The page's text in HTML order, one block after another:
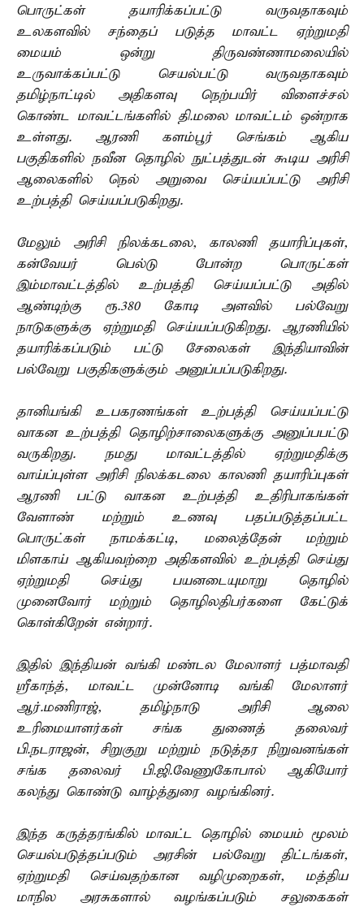
பொருட்கள் தயாரிக்கப்பட்டு வருவதாகவும்
உலகளவில் சந்தைப் படுத்த மாவட்ட ஏற்றுமதி
மையம் ஒன்று திருவண்ணாமலையில்
உருவாக்கப்பட்டு செயல்பட்டு வருவதாகவும்
தமிழ்நாட்டில் அதிகளவு நெற்பயிர் விளைச்சல்
கொண்ட மாவட்டங்களில் தி.மலை மாவட்டம் ஒன்றாக
உள்ளது. ஆரணி களம்பூர் செங்கம் ஆகிய
பகுதிகளில் நவீன தொழில் நுட்பத்துடன் கூடிய அரிசி
ஆலைகளில் நெல் அறுவை செய்யப்பட்டு அரிசி
உற்பத்தி செய்யப்படுகிறது.
மேலும் அரிசி நிலக்கடலை, காலணி தயாரிப்புகள்,
கன்வேயர் பெல்டு போன்ற பொருட்கள்
இம்மாவட்டத்தில் உற்பத்தி செய்யப்பட்டு அதில்
ஆண்டிற்கு ரூ.380 கோடி அளவில் பல்வேறு
நாடுகளுக்கு ஏற்றுமதி செய்யப்படுகிறது. ஆரணியில்
தயாரிக்கப்படும் பட்டு சேலைகள் இந்தியாவின்
பல்வேறு பகுதிகளுக்கும் அனுப்பப்படுகிறது.
தானியங்கி உபகரணங்கள் உற்பத்தி செய்யப்பட்டு
வாகன உற்பத்தி தொழிற்சாலைகளுக்கு அனுப்பபட்டு
வருகிறது. நமது மாவட்டத்தில் ஏற்றுமதிக்கு
வாய்ப்புள்ள அரிசி நிலக்கடலை காலணி தயாரிப்புகள்
ஆரணி பட்டு வாகன உற்பத்தி உதிரிபாகங்கள்
வேளாண் மற்றும் உணவு பதப்படுத்தப்பட்ட
பொருட்கள் நாமக்கட்டி, மலைத்தேன் மற்றும்
மிளகாய் ஆகியவற்றை அதிகளவில் உற்பத்தி செய்து
ஏற்றுமதி செய்து பயனடையுமாறு தொழில்
முனைவோர் மற்றும் தொழிலதிபர்களை கேட்டுக்
கொள்கிறேன் என்றார்.
இதில் இந்தியன் வங்கி மண்டல மேலாளர் பத்மாவதி
ஸ்ரீகாந்த், மாவட்ட முன்னோடி வங்கி மேலாளர்
ஆர்.மணிராஜ், தமிழ்நாடு அரிசி ஆலை
உரிமையாளர்கள் சங்க துணைத் தலைவர்
பி.நடராஜன், சிறுகுறு மற்றும் நடுத்தர நிறுவனங்கள்
சங்க தலைவர் பி.ஜி.வேணுகோபால் ஆகியோர்
கலந்து கொண்டு வாழ்த்துரை வழங்கினர்.
இந்த கருத்தரங்கில் மாவட்ட தொழில் மையம் மூலம்
செயல்படுத்தப்படும் அரசின் பல்வேறு திட்டங்கள்,
ஏற்றுமதி செய்வதற்கான வழிமுறைகள், மத்திய
மாநில அரசுகளால் வழங்கப்படும் சலுகைகள்